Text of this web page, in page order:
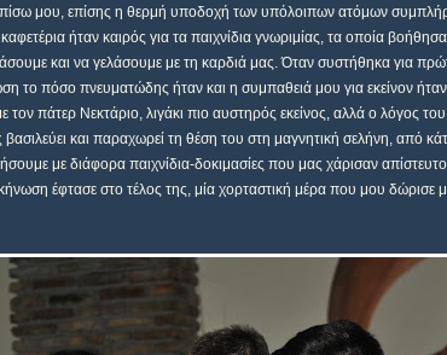
πίσω μου, επίσης η θερμή υποδοχή των υπόλοιπων ατόμων
ήταν καιρός για τα παιχνίδια γνωριμίας, τα οποία
και να γελάσουμε με τη καρδιά μας. Όταν συστήθηκα για
το πόσο πνευματώδης ήταν και η συμπαθειά μου για εκείνον
τον πάτερ Νεκτάριο, λιγάκι πιο αυστηρός εκείνος, αλλά ο λόγος
βασιλεύει και παραχωρεί τη θέση του στη μαγνητική σελήνη, από
με διάφορα παιχνίδια-δοκιμασίες που μας χάρισαν
έφτασε στο τέλος της, μία χορταστική μέρα που μου δώρισε